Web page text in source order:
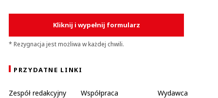
Kliknij i wypełnij formularz
* Rezygnacja jest możliwa w każdej chwili.
PRZYDATNE LINKI
Zespół redakcyjny Współpraca
Wydawca